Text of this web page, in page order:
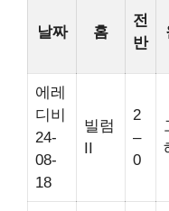
날짜 홈
전
반
에레
디비
24-
08-
18
빌럼
II
2
–
0